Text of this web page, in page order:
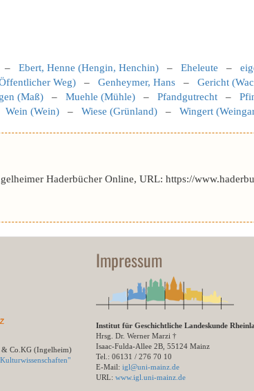
– Ebert, Henne (Hengin, Henchin) – Eheleute –
Weg) – Genheymer, Hans – Gericht
(Maß) – Muehle (Mühle) – Pfandgutrecht –
Wein (Wein) – Wiese (Grünland) – Wingert
Haderbücher Online, URL: https://
& Co.KG (Ingelheim)
Impressum
Institut für Geschichtliche Landeskunde
Hrsg. Dr. Werner Marzi †
Isaac-Fulda-Allee 2B, 55124 Mainz
Tel.: 06131 / 276 70 10
E-Mail: igl@uni-mainz.de
URL: www.igl.uni-mainz.de